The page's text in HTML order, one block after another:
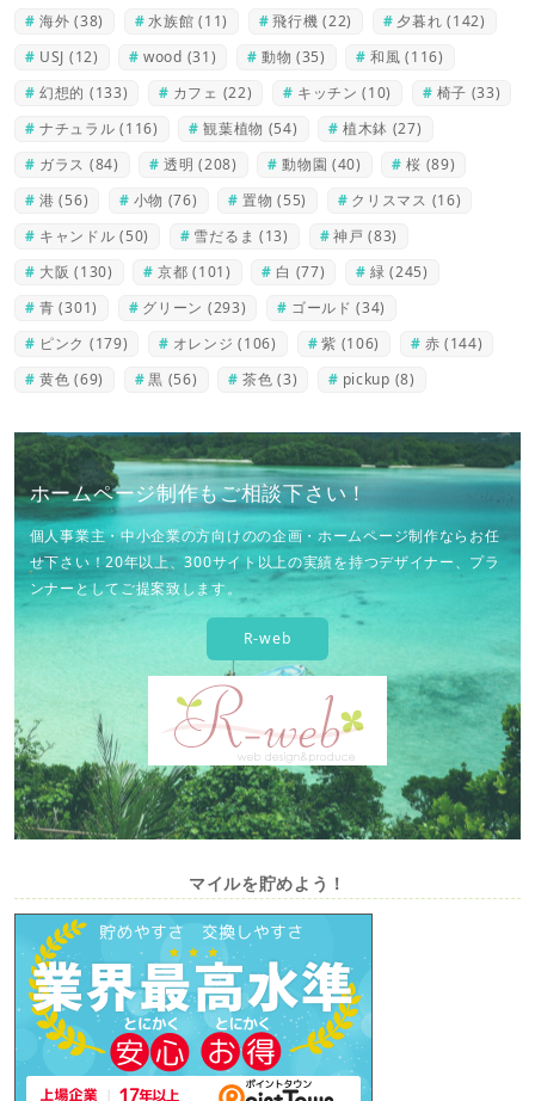
海外 (38) 水族館 (11) 飛行機 (22) 夕暮れ (142)
USJ (12) wood (31) 動物 (35) 和風 (116)
幻想的 (133) カフェ (22) キッチン (10) 椅子 (33)
ナチュラル (116) 観葉植物 (54) 植木鉢 (27)
ガラス (84) 透明 (208) 動物園 (40) 桜 (89)
港 (56) 小物 (76) 置物 (55) クリスマス (16)
キャンドル (50) 雪だるま (13) 神戸 (83)
大阪 (130) 京都 (101) 白 (77) 緑 (245)
青 (301) グリーン (293) ゴールド (34)
ピンク (179) オレンジ (106) 紫 (106) 赤 (144)
黄色 (69) 黒 (56) 茶色 (3) pickup (8)
ホームページ制作もご相談下さい！
個人事業主・中小企業の方向けのの企画・ホームページ制作ならお任
せ下さい！20年以上、300サイト以上の実績を持つデザイナー、プラ
ンナーとしてご提案致します。
R-web
マイルを貯めよう！